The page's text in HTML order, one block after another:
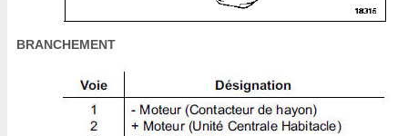
BRANCHEMENT